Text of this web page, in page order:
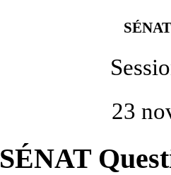
23
SÉNAT